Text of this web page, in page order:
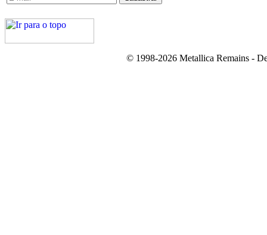
© 1998-2026 Metallica Remains -